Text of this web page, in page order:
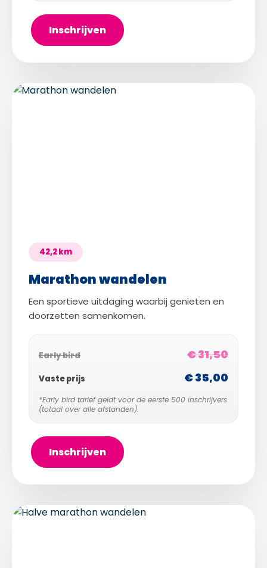
Inschrijven
42,2 km
Marathon wandelen
Een sportieve uitdaging waarbij genieten en
doorzetten samenkomen.
Early bird € 31,50
Vaste prijs € 35,00
*Early bird tarief geldt voor de eerste 500 inschrijvers
(totaal over alle afstanden).
Inschrijven